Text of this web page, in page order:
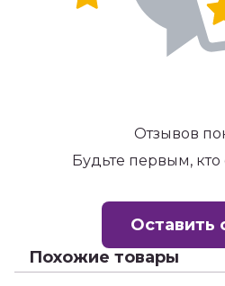
Отзывов
Будьте первым, кто
Оставить
Похожие товары